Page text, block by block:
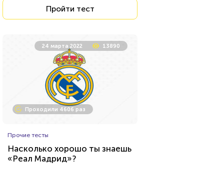
Пройти тест
24 марта 2022 13890
Проходили 4606 раз
Прочие тесты
Насколько хорошо ты знаешь
«Реал Мадрид»?